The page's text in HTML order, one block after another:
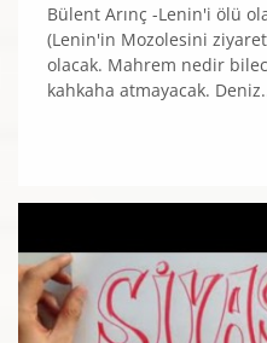
Bülent Arınç -Lenin'i ölü
(Lenin'in Mozolesini
olacak. Mahrem nedir
kahkaha atmayacak.